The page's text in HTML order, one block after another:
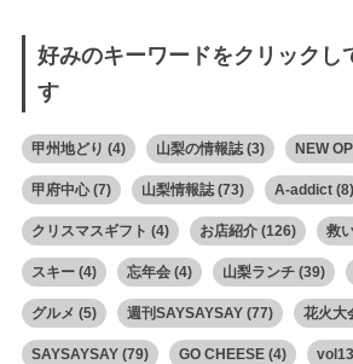
好みのキーワードをクリックし
す
甲州地どり (4) 山梨の情報誌(3) NEW
甲府中心(7) 山梨情報誌(73) A-addict(8)
クリスマスギフト (4) お店紹介(126) 救
スキー(4) 忘年会(4) 山梨ランチ(39)
グルメ (5) 週刊SAYSAYSAY(77) 花火大
SAYSAYSAY(79) GO CHEESE(4)